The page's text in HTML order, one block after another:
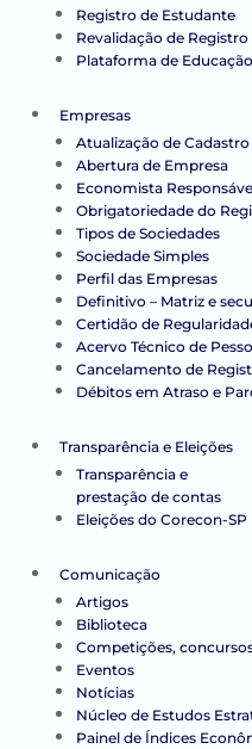
Registro de Estudante
Revalidação de
Plataforma de
Empresas
Atualização de
Abertura de Empresa
Economista
Obrigatoriedade do
Tipos de Sociedades
Sociedade Simples
Perfil das Empresas
Definitivo – Matriz e
Certidão de
Acervo Técnico de
Cancelamento de
Débitos em Atraso e
Transparência e Eleições
Transparência e
prestação de contas
Eleições do Corecon-SP
Comunicação
Artigos
Biblioteca
Competições,
Eventos
Notícias
Núcleo de Estudos
Painel de Índices